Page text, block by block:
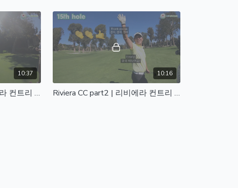
10:37
Riviera CC part1 | 리비에라 컨트리 클럽 1편
10:16
Riviera CC part2 | 리비에라 컨트리 클럽 2편